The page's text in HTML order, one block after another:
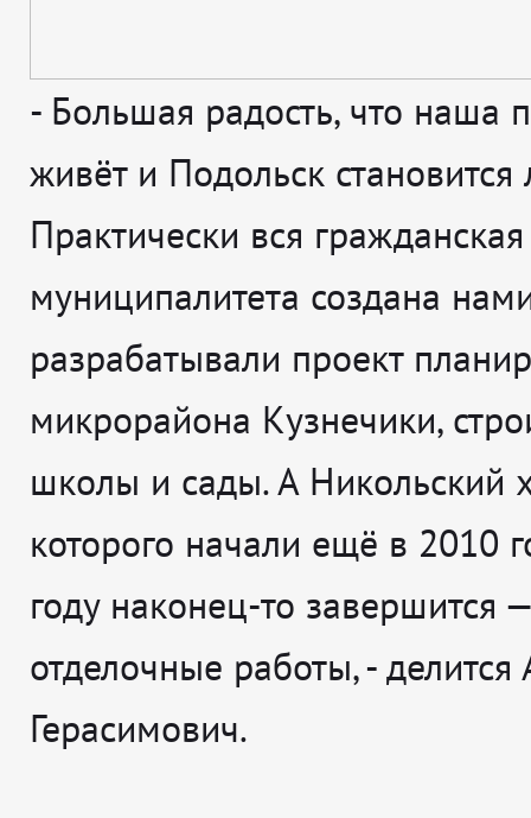
- Большая радость, что наша
живёт и Подольск становится
Практически вся
муниципалитета создана
разрабатывали проект
микрорайона Кузнечики,
школы и сады. А Никольский
которого начали ещё в 2010
году наконец-то завершится
отделочные работы, - делится
Герасимович.